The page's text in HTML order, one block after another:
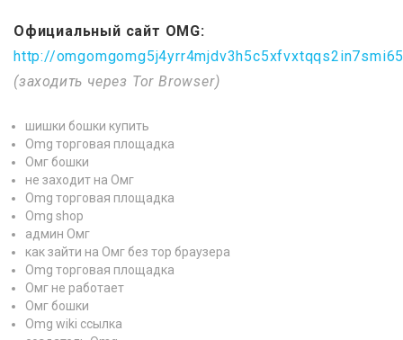
Официальный сайт OMG:
http://
(заходить через Tor Browser)
шишки бошки купить
Omg торговая площадка
Омг бошки
не заходит на Омг
Omg торговая площадка
Omg shop
админ Омг
как зайти на Омг без тор браузера
Omg торговая площадка
Омг не работает
Омг бошки
Omg wiki ссылка